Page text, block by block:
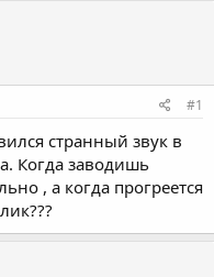
#1
странный звук в
Когда заводишь
, а когда прогреется